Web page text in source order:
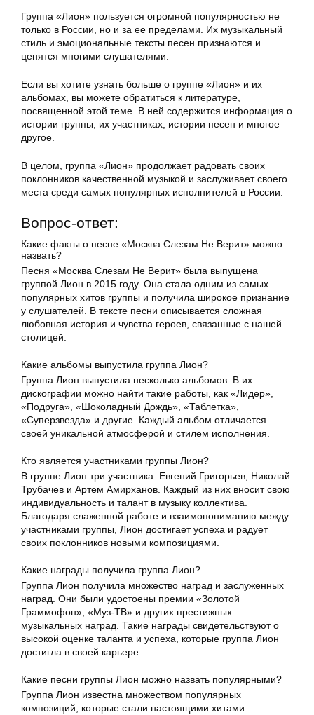
Группа «Лион» пользуется огромной популярностью не
только в России, но и за ее пределами. Их музыкальный
стиль и эмоциональные тексты песен признаются и
ценятся многими слушателями.
Если вы хотите узнать больше о группе «Лион» и их
альбомах, вы можете обратиться к литературе,
посвященной этой теме. В ней содержится информация о
истории группы, их участниках, истории песен и многое
другое.
В целом, группа «Лион» продолжает радовать своих
поклонников качественной музыкой и заслуживает своего
места среди самых популярных исполнителей в России.
Вопрос-ответ:
Какие факты о песне «Москва Слезам Не Верит» можно
назвать?
Песня «Москва Слезам Не Верит» была выпущена
группой Лион в 2015 году. Она стала одним из самых
популярных хитов группы и получила широкое признание
у слушателей. В тексте песни описывается сложная
любовная история и чувства героев, связанные с нашей
столицей.
Какие альбомы выпустила группа Лион?
Группа Лион выпустила несколько альбомов. В их
дискографии можно найти такие работы, как «Лидер»,
«Подруга», «Шоколадный Дождь», «Таблетка»,
«Суперзвезда» и другие. Каждый альбом отличается
своей уникальной атмосферой и стилем исполнения.
Кто является участниками группы Лион?
В группе Лион три участника: Евгений Григорьев, Николай
Трубачев и Артем Амирханов. Каждый из них вносит свою
индивидуальность и талант в музыку коллектива.
Благодаря слаженной работе и взаимопониманию между
участниками группы, Лион достигает успеха и радует
своих поклонников новыми композициями.
Какие награды получила группа Лион?
Группа Лион получила множество наград и заслуженных
наград. Они были удостоены премии «Золотой
Граммофон», «Муз-ТВ» и других престижных
музыкальных наград. Такие награды свидетельствуют о
высокой оценке таланта и успеха, которые группа Лион
достигла в своей карьере.
Какие песни группы Лион можно назвать популярными?
Группа Лион известна множеством популярных
композиций, которые стали настоящими хитами.